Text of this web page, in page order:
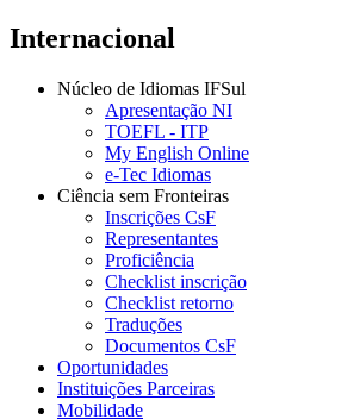
Internacional
Núcleo de Idiomas IFSul
Apresentação NI
TOEFL - ITP
My English Online
e-Tec Idiomas
Ciência sem Fronteiras
Inscrições CsF
Representantes
Proficiência
Checklist inscrição
Checklist retorno
Traduções
Documentos CsF
Oportunidades
Instituições Parceiras
Mobilidade